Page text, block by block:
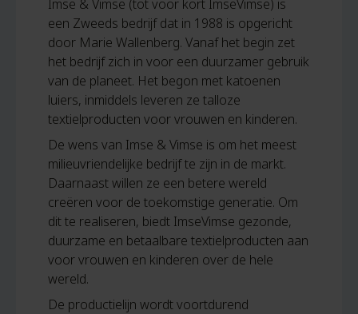
Imse & Vimse (tot voor kort ImseVimse) is
een Zweeds bedrijf dat in 1988 is opgericht
door Marie Wallenberg. Vanaf het begin zet
het bedrijf zich in voor een duurzamer gebruik
van de planeet. Het begon met katoenen
luiers, inmiddels leveren ze talloze
textielproducten voor vrouwen en kinderen.
De wens van Imse & Vimse is om het meest
milieuvriendelijke bedrijf te zijn in de markt.
Daarnaast willen ze een betere wereld
creëren voor de toekomstige generatie. Om
dit te realiseren, biedt ImseVimse gezonde,
duurzame en betaalbare textielproducten aan
voor vrouwen en kinderen over de hele
wereld.
De productielijn wordt voortdurend